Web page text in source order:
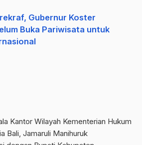
Gubernur Koster
Buka Pariwisata untuk
Kantor Wilayah Kementerian Hukum
Bali, Jamaruli Manihuruk